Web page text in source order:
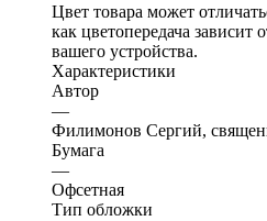
Цвет товара может
как цветопередача зависит
вашего устройства.
Характеристики
Автор
—
Филимонов Сергий,
Бумага
—
Офсетная
Тип обложки